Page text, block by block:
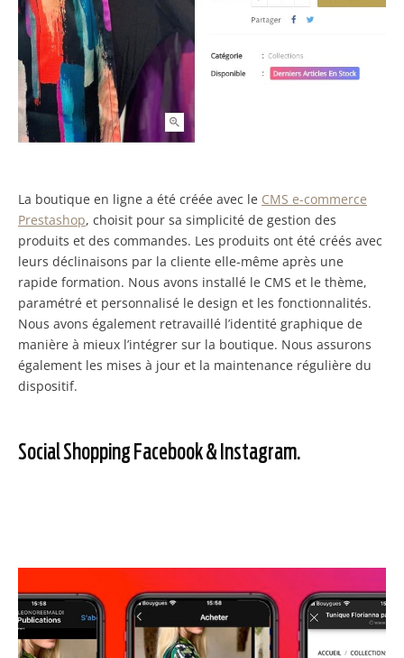
La boutique en ligne a été créée avec le CMS e-commerce
Prestashop, choisit pour sa simplicité de gestion des
produits et des commandes. Les produits ont été créés avec
leurs déclinaisons par la cliente elle-même après une
rapide formation. Nous avons installé le CMS et le thème,
paramétré et personnalisé le design et les fonctionnalités.
Nous avons également retravaillé l’identité graphique de
manière à mieux l’intégrer sur la boutique. Nous assurons
également les mises à jour et la maintenance régulière du
dispositif.
Social Shopping Facebook & Instagram.